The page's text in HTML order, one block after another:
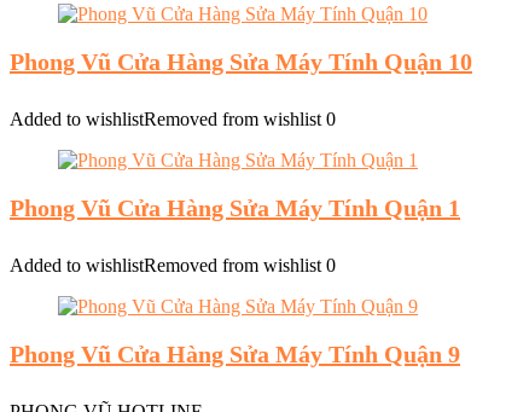
Phong Vũ Cửa Hàng Sửa Máy Tính Quận 10
Added to wishlistRemoved from wishlist 0
Phong Vũ Cửa Hàng Sửa Máy Tính Quận 1
Added to wishlistRemoved from wishlist 0
Phong Vũ Cửa Hàng Sửa Máy Tính Quận 9